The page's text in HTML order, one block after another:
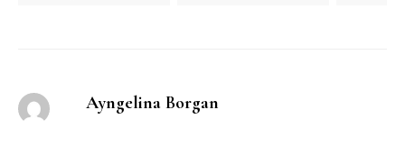
Ayngelina Borgan